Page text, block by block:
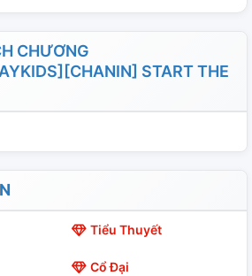
CHƯƠNG
START THE
Tiểu Thuyết
Cổ Đại